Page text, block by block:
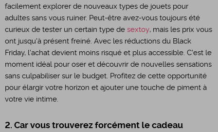
facilement explorer de nouveaux types de jouets pour
adultes sans vous ruiner. Peut-être avez-vous toujours été
curieux de tester un certain type de sextoy, mais les prix vous
ont jusqu'à présent freiné. Avec les réductions du Black
Friday, l'achat devient moins risqué et plus accessible. C'est le
moment idéal pour oser et découvrir de nouvelles sensations
sans culpabiliser sur le budget. Profitez de cette opportunité
pour élargir votre horizon et ajouter une touche de piment à
votre vie intime.
2. Car vous trouverez forcément le cadeau